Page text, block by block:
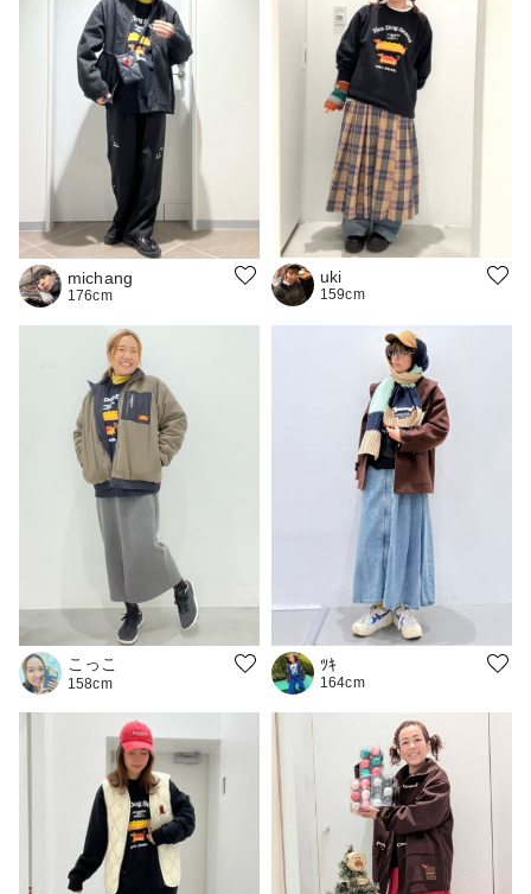
michang
176cm
uki
159cm
こっこ
158cm
ﾂｷ
164cm